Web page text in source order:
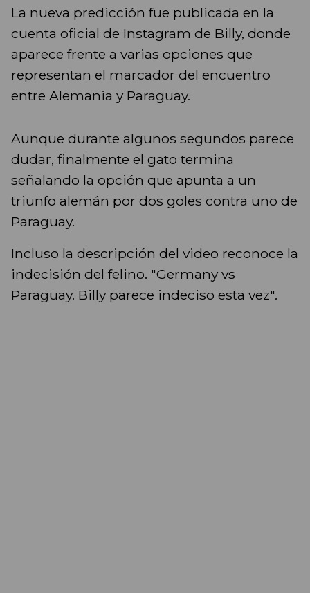
La nueva predicción fue publicada en la
cuenta oficial de Instagram de Billy, donde
aparece frente a varias opciones que
representan el marcador del encuentro
entre Alemania y Paraguay.
Aunque durante algunos segundos parece
dudar, finalmente el gato termina
señalando la opción que apunta a un
triunfo alemán por dos goles contra uno de
Paraguay.
Incluso la descripción del video reconoce la
indecisión del felino. "Germany vs
Paraguay. Billy parece indeciso esta vez".